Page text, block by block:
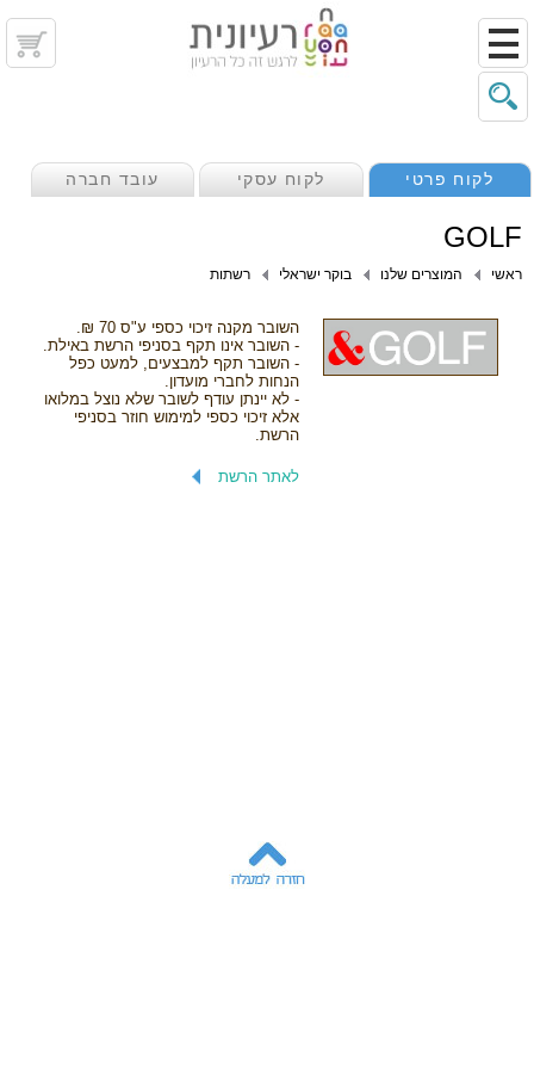
לקוח פרטי לקוח עסקי עובד חברה
GOLF
ראשי המוצרים שלנו בוקר ישראלי רשתות
השובר מקנה זיכוי כספי ע"ס 70 ₪.
- השובר אינו תקף בסניפי הרשת באילת.
- השובר תקף למבצעים, למעט כפל
הנחות לחברי מועדון.
- לא יינתן עודף לשובר שלא נוצל במלואו
אלא זיכוי כספי למימוש חוזר בסניפי
הרשת.
לאתר הרשת